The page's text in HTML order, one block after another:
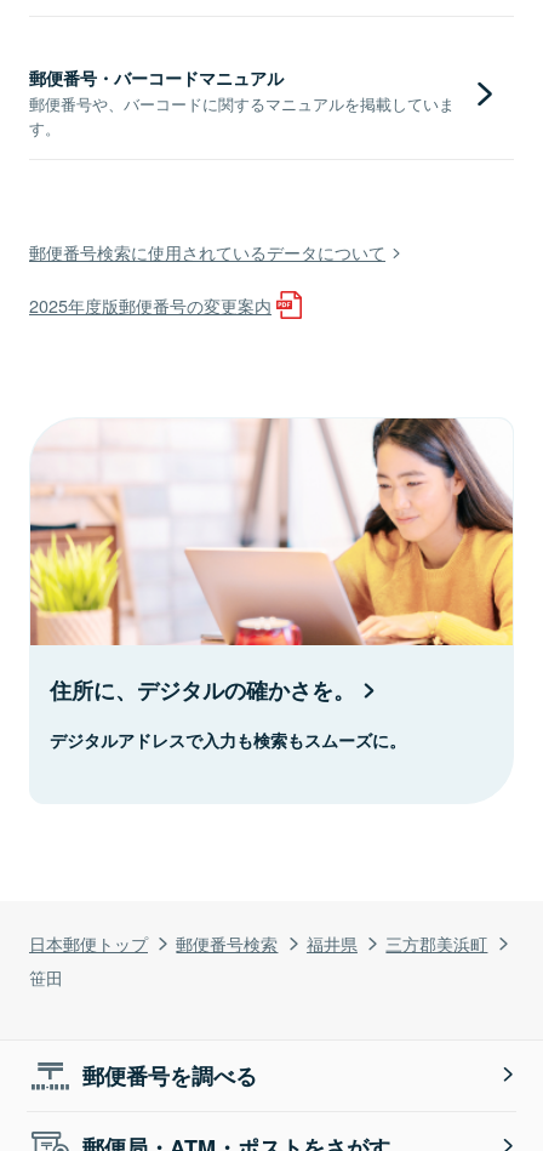
日本郵便トップ 郵便番号検索 福井県
三方郡美浜町
笹田
郵便番号・バーコードマニュアル
郵便番号や、バーコードに関するマニュアルを掲載していま
す。
郵便番号検索に使用されているデータについて
2025年度版郵便番号の変更案内
住所に、デジタルの確かさを。
デジタルアドレスで入力も検索もスムーズに。
郵便番号を調べる